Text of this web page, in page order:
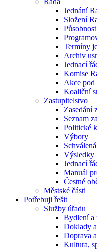
Rada
Jednání
Složení
Termíny
Archiv
Jednací
Komise
Akce pod
Koaliční
Zastupitelstvo
Zasedání
Seznam
Politické
Výbory
Výsledky
Jednací
Manuál
Čestné
Městské části
Potřebuji řešit
Služby úřadu
Bydlení a
Doklady
Doprava
Kultura,